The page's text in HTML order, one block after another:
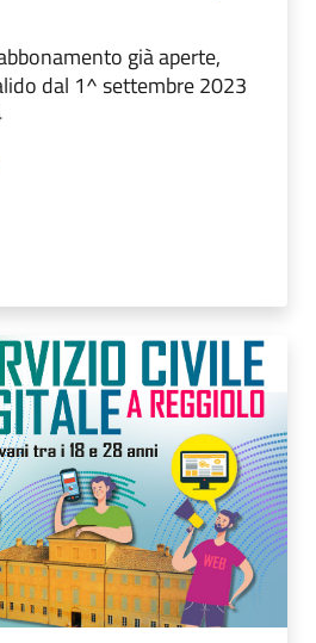
già aperte,
dal 1^ settembre 2023